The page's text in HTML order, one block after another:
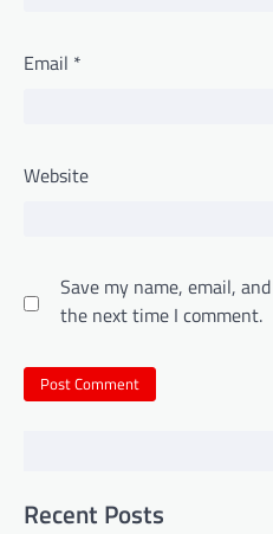
Email *
Website
Save my name, email,
the next time I comment.
Recent Posts